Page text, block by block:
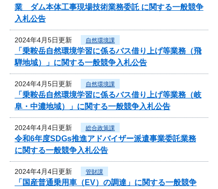
業 ダム本体工事現場技術業務委託 に関する一般競争
入札公告
2024年4月5日更新 自然環境課
「乗鞍岳自然環境学習に係るバス借り上げ等業務（飛
騨地域）」に関する一般競争入札公告
2024年4月5日更新 自然環境課
「乗鞍岳自然環境学習に係るバス借り上げ等業務（岐
阜・中濃地域）」に関する一般競争入札公告
2024年4月4日更新 総合政策課
令和6年度SDGs推進アドバイザー派遣事業委託業務
に関する一般競争入札公告
2024年4月4日更新 管財課
「国産普通乗用車（EV）の調達」に関する一般競争